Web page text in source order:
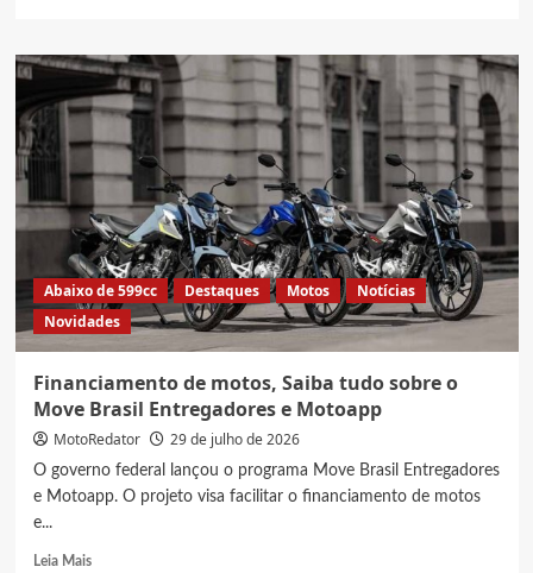
Suzuki
V-
Strom
amplia
frotas
de
Segurança
Pública
em
SP
e
Abaixo de 599cc Destaques Motos
Notícias
Novidades
Financiamento de motos, Saiba tudo sobre o
Move Brasil Entregadores e Motoapp
MotoRedator 29 de julho de 2026
O governo federal lançou o programa Move Brasil Entregadores
e Motoapp. O projeto visa facilitar o financiamento de motos
e...
Leia MaisRead